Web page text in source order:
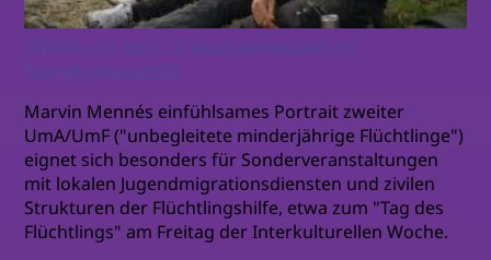
"Wohin mit mir?": Erwachsenwerden im
Ausnahmezustand
Marvin Mennés einfühlsames Portrait zweiter
UmA/UmF ("unbegleitete minderjährige Flüchtlinge")
eignet sich besonders für Sonderveranstaltungen
mit lokalen Jugendmigrationsdiensten und zivilen
Strukturen der Flüchtlingshilfe, etwa zum "Tag des
Flüchtlings" am Freitag der Interkulturellen Woche.